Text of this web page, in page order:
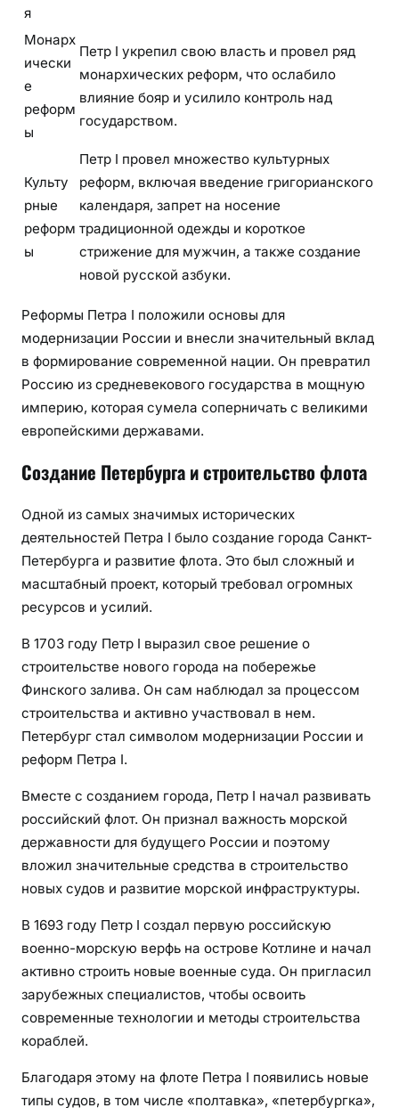
я
Монарх
ически
е
реформ
ы
Петр I укрепил свою власть и провел ряд
монархических реформ, что ослабило
влияние бояр и усилило контроль над
государством.
Культу
рные
реформ
ы
Петр I провел множество культурных
реформ, включая введение григорианского
календаря, запрет на носение
традиционной одежды и короткое
стрижение для мужчин, а также создание
новой русской азбуки.
Реформы Петра I положили основы для
модернизации России и внесли значительный вклад
в формирование современной нации. Он превратил
Россию из средневекового государства в мощную
империю, которая сумела соперничать с великими
европейскими державами.
Создание Петербурга и строительство флота
Одной из самых значимых исторических
деятельностей Петра I было создание города Санкт-
Петербурга и развитие флота. Это был сложный и
масштабный проект, который требовал огромных
ресурсов и усилий.
В 1703 году Петр I выразил свое решение о
строительстве нового города на побережье
Финского залива. Он сам наблюдал за процессом
строительства и активно участвовал в нем.
Петербург стал символом модернизации России и
реформ Петра I.
Вместе с созданием города, Петр I начал развивать
российский флот. Он признал важность морской
державности для будущего России и поэтому
вложил значительные средства в строительство
новых судов и развитие морской инфраструктуры.
В 1693 году Петр I создал первую российскую
военно-морскую верфь на острове Котлине и начал
активно строить новые военные суда. Он пригласил
зарубежных специалистов, чтобы освоить
современные технологии и методы строительства
кораблей.
Благодаря этому на флоте Петра I появились новые
типы судов, в том числе «полтавка», «петербургка»,